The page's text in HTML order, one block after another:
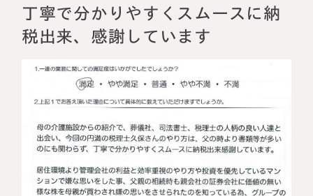
相続税試算について
選ばれる理由
よくある質問
お客様の声
丁寧で分かりやすくスムースに納
税出来、感謝しています